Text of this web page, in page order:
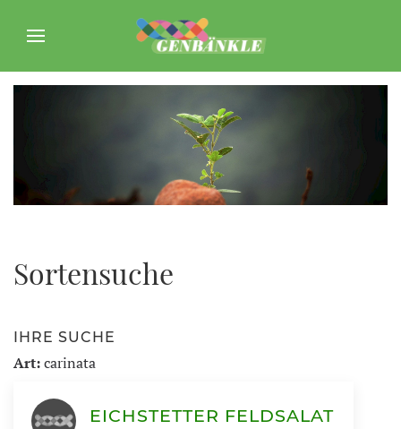
Sortensuche
IHRE SUCHE
Art:carinata
EICHSTETTER FELDSALAT